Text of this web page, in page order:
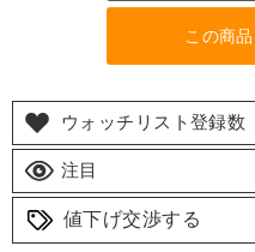
この商
ウォッチリスト登録数
注目
値下げ交渉する